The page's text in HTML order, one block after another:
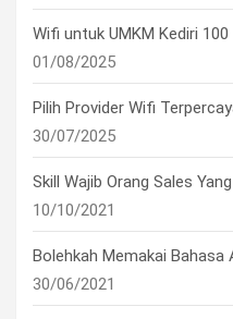
Wifi untuk UMKM Kediri
01/08/2025
Pilih Provider Wifi
30/07/2025
Skill Wajib Orang Sales
10/10/2021
Bolehkah Memakai Bahasa
30/06/2021